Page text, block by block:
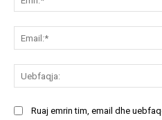
Ruaj emrin tim, email dhe